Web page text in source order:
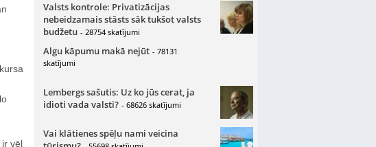
vēl
Valsts kontrole: Privatizācijas
nebeidzamais stāsts sāk tukšot valsts
budžetu - 28754 skatījumi
Algu kāpumu makā nejūt - 78131
skatījumi
Lembergs sašutis: Uz ko jūs cerat, ja
idioti vada valsti? - 68626 skatījumi
Vai klātienes spēļu nami veicina